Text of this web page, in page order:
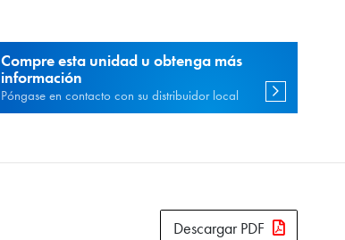
Compre esta unidad u obtenga más
información
Póngase en contacto con su distribuidor local
Descargar PDF